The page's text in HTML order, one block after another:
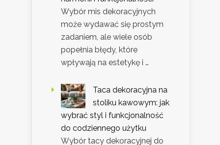
Wybór mis dekoracyjnych
może wydawać się prostym
zadaniem, ale wiele osób
popełnia błędy, które
wpływają na estetykę i …
Taca dekoracyjna na
stoliku kawowym: jak
wybrać styl i funkcjonalność
do codziennego użytku
Wybór tacy dekoracyjnej do